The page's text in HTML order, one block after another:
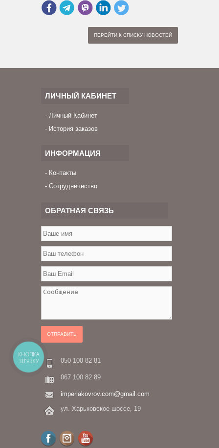
ПЕРЕЙТИ К СПИСКУ НОВОСТЕЙ
ЛИЧНЫЙ КАБИНЕТ
Личный Кабинет
История заказов
ИНФОРМАЦИЯ
Контакты
Сотрудничество
ОБРАТНАЯ СВЯЗЬ
ОТПРАВИТЬ
050 100 82 81
067 100 82 89
imperiakovrov.com@gmail.com
ул. Харьковское шоссе, 19
КНОПКА
ЗВ'ЯЗКУ